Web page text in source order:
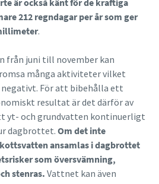
är också känt för de kraftiga
212 regndagar per år som ger
.
från juni till november kan
många aktiviteter vilket
För att bibehålla ett
resultat är det därför av
yt- och grundvatten kontinuerligt
dagbrottet. Om det inte
ansamlas i dagbrottet
som översvämning,
stenras. Vattnet kan även